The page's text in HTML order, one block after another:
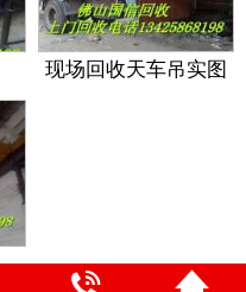
现场回收天车吊实图